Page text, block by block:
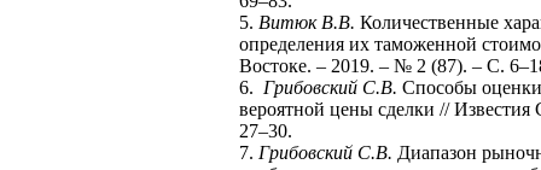
5. Витюк В.В. Количественные
определения их таможенной
Востоке. – 2019. – № 2 (87). – С.
6. Грибовский С.В. Способы
вероятной цены сделки //
27–30.
7. Грибовский С.В. Диапазон